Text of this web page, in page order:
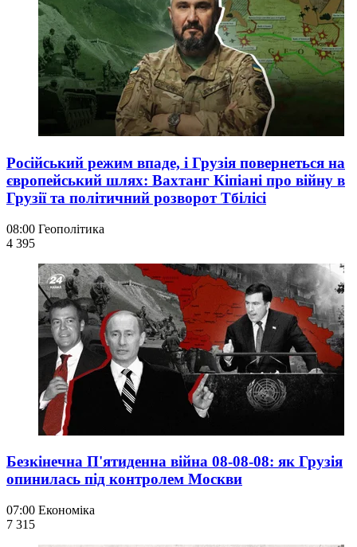
Російський режим впаде, і Грузія повернеться на
європейський шлях: Вахтанг Кіпіані про війну в
Грузії та політичний розворот Тбілісі
08:00 Геополітика
4 395
Безкінечна П'ятиденна війна 08-08-08: як Грузія
опинилась під контролем Москви
07:00 Економіка
7 315